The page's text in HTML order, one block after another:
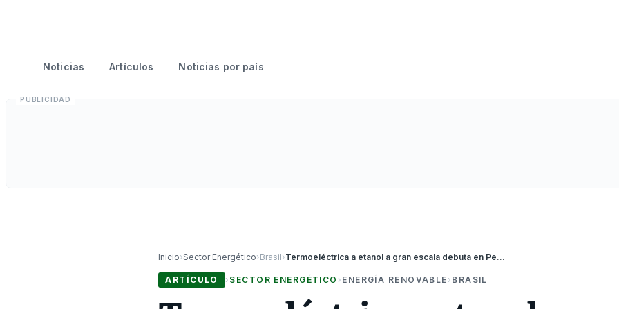
Noticias Artículos Noticias por país
Inicio›Sector Energético›Brasil› Termoeléctrica a etanol a gran escala debuta en Pernambuco
ARTÍCULO › SECTOR ENERGÉTICO › ENERGÍA RENOVABLE › BRASIL